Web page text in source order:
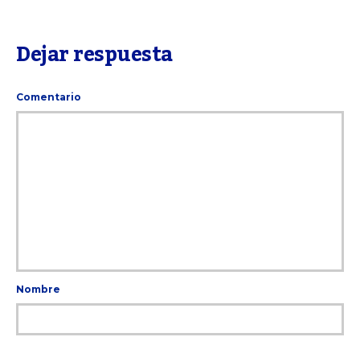
Dejar respuesta
Comentario
Nombre